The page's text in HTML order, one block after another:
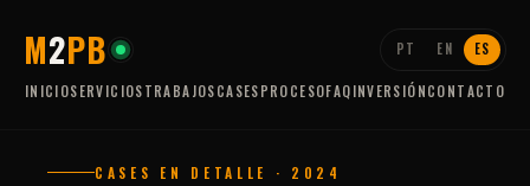
M2PB
INICIOSERVICIOSTRABAJOSCASESPROCESOFAQINVERSIÓNCONTACTO
PT EN ES
CASES EN DETALLE · 2024